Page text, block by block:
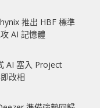
推出 HBF 標準
AI 記憶體
AI 塞入 Project
改相